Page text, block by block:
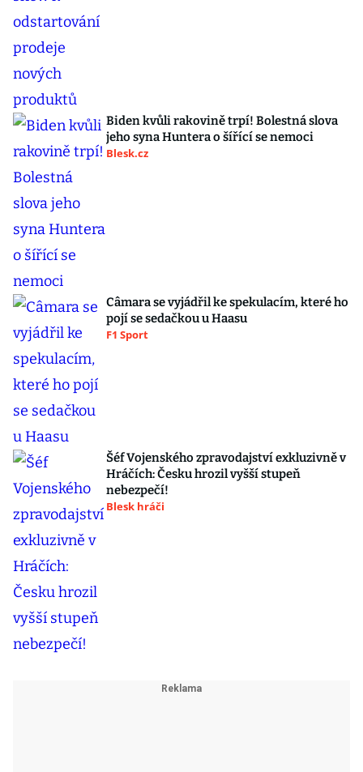
Biden kvůli rakovině trpí! Bolestná slova
jeho syna Huntera o šířící se nemoci
Blesk.cz
Câmara se vyjádřil ke spekulacím, které ho
pojí se sedačkou u Haasu
F1 Sport
Šéf Vojenského zpravodajství exkluzivně v
Hráčích: Česku hrozil vyšší stupeň
nebezpečí!
Blesk hráči